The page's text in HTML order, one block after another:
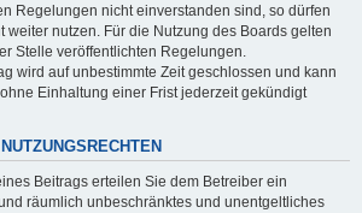
Regelungen nicht einverstanden sind, so dürfen
weiter nutzen. Für die Nutzung des Boards gelten
Stelle veröffentlichten Regelungen.
wird auf unbestimmte Zeit geschlossen und kann
Einhaltung einer Frist jederzeit gekündigt
Beitrags erteilen Sie dem Betreiber ein
räumlich unbeschränktes und unentgeltliches